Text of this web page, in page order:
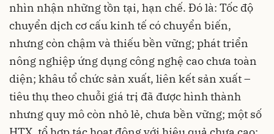
nhìn nhận những tồn tại, hạn chế. Đó là: Tốc độ
chuyển dịch cơ cấu kinh tế có chuyển biến,
nhưng còn chậm và thiếu bền vững; phát triển
nông nghiệp ứng dụng công nghệ cao chưa toàn
diện; khâu tổ chức sản xuất, liên kết sản xuất –
tiêu thụ theo chuỗi giá trị đã được hình thành
nhưng quy mô còn nhỏ lẻ, chưa bền vững; một số